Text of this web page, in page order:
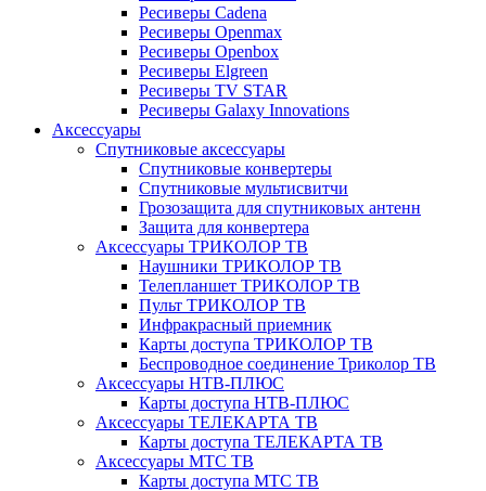
Ресиверы Cadena
Ресиверы Openmax
Ресиверы Openbox
Ресиверы Elgreen
Ресиверы TV STAR
Ресиверы Galaxy Innovations
Аксессуары
Спутниковые аксессуары
Спутниковые конвертеры
Спутниковые мультисвитчи
Грозозащита для спутниковых антенн
Защита для конвертера
Аксессуары ТРИКОЛОР ТВ
Наушники ТРИКОЛОР ТВ
Телепланшет ТРИКОЛОР ТВ
Пульт ТРИКОЛОР ТВ
Инфракрасный приемник
Карты доступа ТРИКОЛОР ТВ
Беспроводное соединение Триколор ТВ
Аксессуары НТВ-ПЛЮС
Карты доступа НТВ-ПЛЮС
Аксессуары ТЕЛЕКАРТА ТВ
Карты доступа ТЕЛЕКАРТА ТВ
Аксессуары МТС ТВ
Карты доступа МТС ТВ